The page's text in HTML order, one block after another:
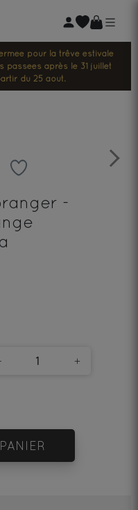
pour la trêve estivale
passées après le 31 juillet
du 25 août.
Next
-
+